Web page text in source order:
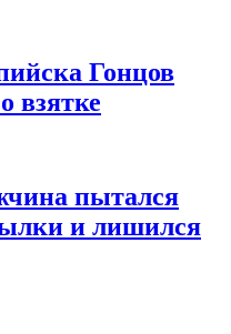
Гонцов
взятке
пытался
и лишился